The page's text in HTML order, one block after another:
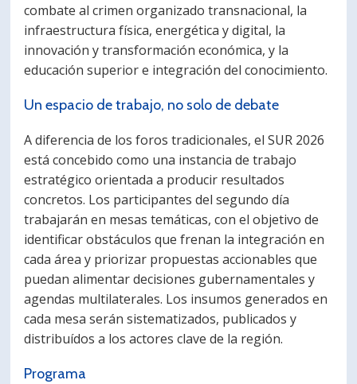
combate al crimen organizado transnacional, la
infraestructura física, energética y digital, la
innovación y transformación económica, y la
educación superior e integración del conocimiento.
Un espacio de trabajo, no solo de debate
A diferencia de los foros tradicionales, el SUR 2026
está concebido como una instancia de trabajo
estratégico orientada a producir resultados
concretos. Los participantes del segundo día
trabajarán en mesas temáticas, con el objetivo de
identificar obstáculos que frenan la integración en
cada área y priorizar propuestas accionables que
puedan alimentar decisiones gubernamentales y
agendas multilaterales. Los insumos generados en
cada mesa serán sistematizados, publicados y
distribuídos a los actores clave de la región.
Programa